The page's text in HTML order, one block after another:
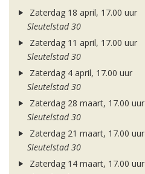
Zaterdag 18 april, 17.00 uur
Sleutelstad 30
Zaterdag 11 april, 17.00 uur
Sleutelstad 30
Zaterdag 4 april, 17.00 uur
Sleutelstad 30
Zaterdag 28 maart, 17.00 uur
Sleutelstad 30
Zaterdag 21 maart, 17.00 uur
Sleutelstad 30
Zaterdag 14 maart, 17.00 uur